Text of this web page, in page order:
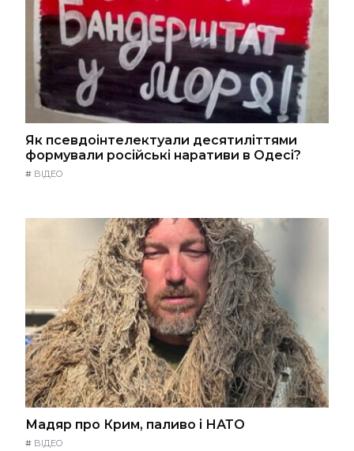
Як псевдоінтелектуали десятиліттями
формували російські наративи в Одесі?
# ВІДЕО
Мадяр про Крим, паливо і НАТО
# ВІДЕО